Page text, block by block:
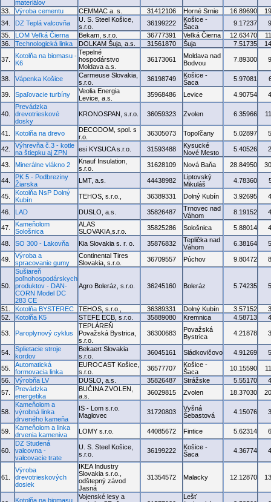
materiálov
33. Výroba cementu CEMMAC a. s. 31412106 Horné Srnie 16.89690
34.
DZ Teplá valcovňa
U. S. Steel Košice,
s.r.o.
36199222
Košice -
Šaca
9.17237
35.
LOM Veľká Čierna Bekam, s.r.o. 36777391 Veľká Čierna 12.63470
36.
Technologická linka DOLKAM Šuja, a.s. 31561870 Šuja 7.51735
37.
Kotolňa na biomasu -
K6
Tepelné
hospodárstvo
Moldava a.s.
36173061
Moldava nad
Bodvou
7.89300
38. Vápenka Košice
Carmeuse Slovakia,
s.r.o.
36198749
Košice -
Šaca
5.97081
39. Spaľovacie turbíny
Veolia Energia
Levice, a.s.
35968486 Levice 4.90754
40.
Prevádzka
drevotrieskové
dosky
KRONOSPAN, s.r.o. 36059323 Zvolen 6.35966
41. Kotolňa na drevo
DECODOM, spol. s
r.o.
36305073 Topoľčany 5.02897
42.
Výhrevňa č.3 - kotle
na štiepku aj ZPN
esi KYSUCA s.r.o. 31593488
Kysucké
Nové Mesto
5.40526
43. Minerálne vlákno 2
Knauf Insulation,
s.r.o.
31628109 Nová Baňa 28.84950
44.
PK 5 - Podbreziny
Žiarska
LMT, a.s. 44438982
Liptovský
Mikuláš
4.78360
45.
Kotolňa NsP Dolný
Kubín
TEHOS, s.r.o., 36389331 Dolný Kubín 3.92695
46. LAD DUSLO, a.s. 35826487
Trnovec nad
Váhom
8.19152
47.
Kameňolom
Sološnica
ALAS
SLOVAKIA,s.r.o.
35825286 Sološnica 5.88014
48. SO 300 - Lakovňa Kia Slovakia s. r. o. 35876832
Teplička nad
Váhom
6.38164
49.
Výroba a
spracovanie gumy
Continental Tires
Slovakia, s.r.o.
36709557 Púchov 9.80472
50.
Sušiareň
poľnohospodárskych
produktov - DAN-
CORN Model DC
283 CE
Agro Boleráz, s.r.o. 36245160 Boleráz 5.74235
51. Kotolňa BYSTEREC TEHOS, s.r.o., 36389331 Dolný Kubín 3.57152
52.
Kotolňa K5 STEFE ECB, s.r.o. 35889080 Kremnica 4.58713
53. Paroplynový cyklus
TEPLÁREŇ
Považská Bystrica,
s.r.o.
36300683
Považská
Bystrica
4.21878
54.
Splietacie stroje
kordov
Bekaert Slovakia
s.r.o.
36045161 Sládkovičovo 4.91269
55.
Automatická
formovacia linka
EUROCAST Košice,
s.r.o.
36577707
Košice -
Šaca
10.15590
56.
Výrobňa LV DUSLO, a.s. 35826487 Strážske 5.55170
57.
Prevádzka
energetika
BUČINA ZVOLEN,
a.s.
36029815 Zvolen 18.37030
58.
Kameňolom a
výrobná linka
drveného kameňa
IS - Lom s.r.o.
Maglovec
31720803
Vyšná
Šebastová
4.15076
59.
Kameňolom a linka
drvenia kameniva
LOMY s.r.o. 44085672 Fintice 5.62314
60.
DZ Studená
valcovna -
valcovacie trate
U. S. Steel Košice,
s.r.o.
36199222
Košice -
Šaca
4.36774
61.
Výroba
drevotrieskových
dosiek
IKEA Industry
Slovakia s.r.o.,
odštepný závod
Jasná
31354572 Malacky 12.12870
Kotolňa na biomasu
Vojenské lesy a
Lešť